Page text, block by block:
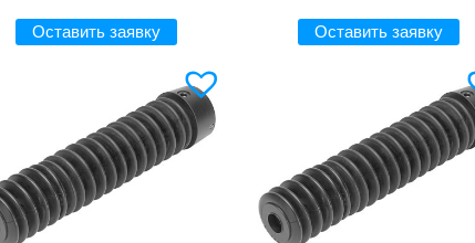
Оставить заявку Оставить заявку